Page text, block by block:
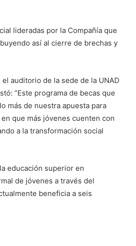
lideradas por la Compañía que
así al cierre de brechas y
auditorio de la sede de la UNAD
“Este programa de becas que
más de nuestra apuesta para
que más jóvenes cuenten con
a la transformación social
educación superior en
de jóvenes a través del
beneficia a seis